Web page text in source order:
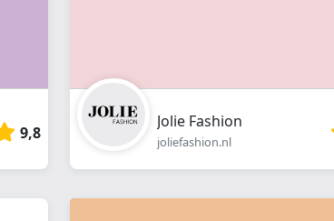
9,8
Jolie Fashion
joliefashion.nl